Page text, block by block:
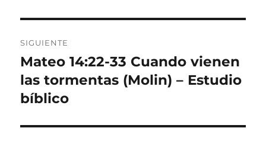
SIGUIENTE
Entrada
siguiente:
Mateo 14:22-33 Cuando vienen
las tormentas (Molin) – Estudio
bíblico